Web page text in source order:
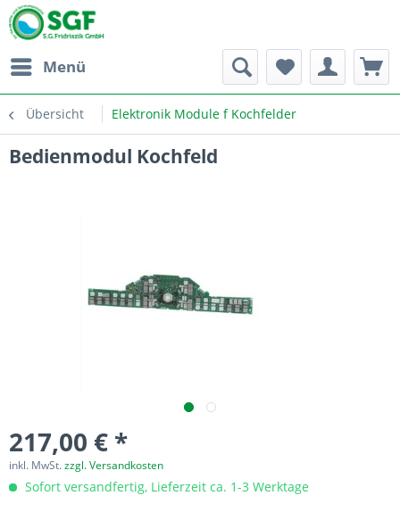
Menü
Übersicht Elektronik Module f Kochfelder
Bedienmodul Kochfeld
217,00 € *
inkl. MwSt.zzgl. Versandkosten
Sofort versandfertig, Lieferzeit ca. 1-3 Werktage